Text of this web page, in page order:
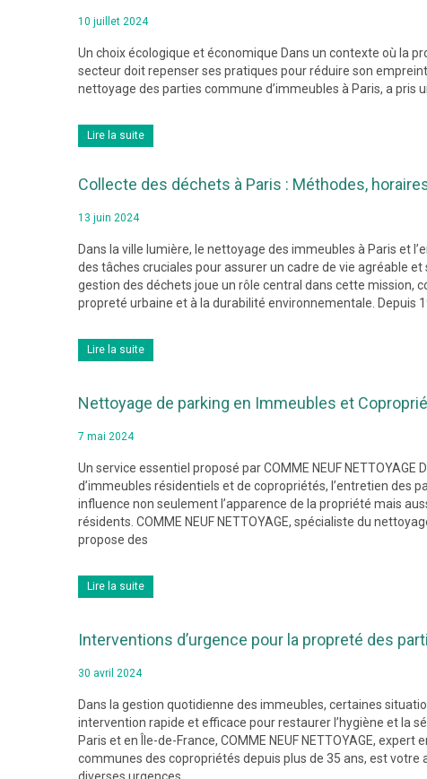
10 juillet 2024
Un choix écologique et économique Dans un contexte où la
secteur doit repenser ses pratiques pour réduire son
nettoyage des parties commune d’immeubles à Paris, a pris
Lire la suite
Collecte des déchets à Paris : Méthodes,
13 juin 2024
Dans la ville lumière, le nettoyage des immeubles à Paris et
des tâches cruciales pour assurer un cadre de vie agréable et
gestion des déchets joue un rôle central dans cette mission,
propreté urbaine et à la durabilité environnementale. Depuis
Lire la suite
Nettoyage de parking en Immeubles et
7 mai 2024
Un service essentiel proposé par COMME NEUF NETTOYAGE
d’immeubles résidentiels et de copropriétés, l’entretien des
influence non seulement l’apparence de la propriété mais
résidents. COMME NEUF NETTOYAGE, spécialiste du
propose des
Lire la suite
Interventions d’urgence pour la propreté des
30 avril 2024
Dans la gestion quotidienne des immeubles, certaines
intervention rapide et efficace pour restaurer l’hygiène et la
Paris et en Île-de-France, COMME NEUF NETTOYAGE,
communes des copropriétés depuis plus de 35 ans, est votre